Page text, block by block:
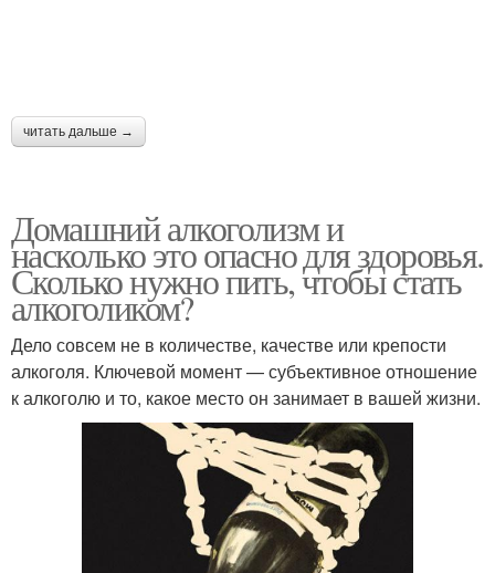
читать дальше →
Домашний алкоголизм и
насколько это опасно для здоровья.
Сколько нужно пить, чтобы стать
алкоголиком?
Дело совсем не в количестве, качестве или крепости
алкоголя. Ключевой момент — субъективное отношение
к алкоголю и то, какое место он занимает в вашей жизни.